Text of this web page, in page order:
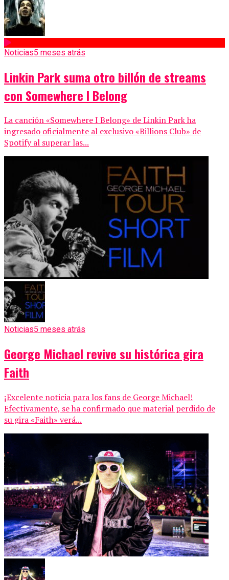
Noticias5 meses atrás
Linkin Park suma otro billón de streams
con Somewhere I Belong
La canción «Somewhere I Belong» de Linkin Park ha
ingresado oficialmente al exclusivo «Billions Club» de
Spotify al superar las...
Noticias5 meses atrás
George Michael revive su histórica gira
Faith
¡Excelente noticia para los fans de George Michael!
Efectivamente, se ha confirmado que material perdido de
su gira «Faith» verá...